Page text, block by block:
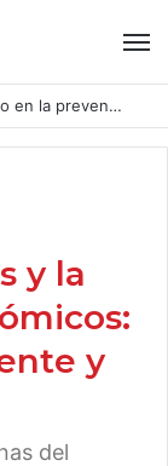
Inteligencia Artificial: Un aliado estratégico en la prevención del acoso y la violencia laboral bajo la Ley Karin
y la
y
del